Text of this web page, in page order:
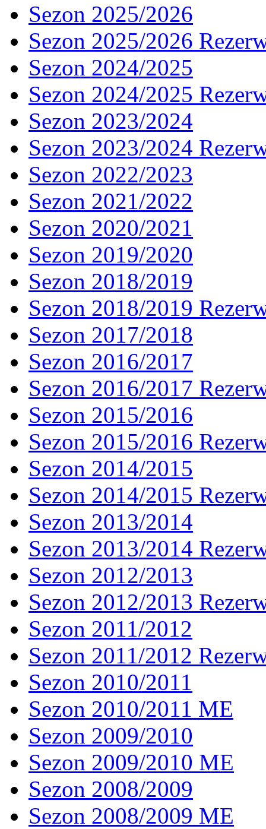
Sezon 2025/2026
Sezon 2025/2026
Sezon 2024/2025
Sezon 2024/2025
Sezon 2023/2024
Sezon 2023/2024
Sezon 2022/2023
Sezon 2021/2022
Sezon 2020/2021
Sezon 2019/2020
Sezon 2018/2019
Sezon 2018/2019
Sezon 2017/2018
Sezon 2016/2017
Sezon 2016/2017
Sezon 2015/2016
Sezon 2015/2016
Sezon 2014/2015
Sezon 2014/2015
Sezon 2013/2014
Sezon 2013/2014
Sezon 2012/2013
Sezon 2012/2013
Sezon 2011/2012
Sezon 2011/2012
Sezon 2010/2011
Sezon 2010/2011 ME
Sezon 2009/2010
Sezon 2009/2010 ME
Sezon 2008/2009
Sezon 2008/2009 ME